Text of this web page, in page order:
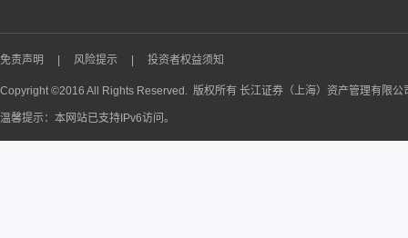
免责声明 风险提示 投资者权益须知
Copyright ©2016 All Rights Reserved. 版权所有 长江证券（上海）资产管理有限
温馨提示：本网站已支持IPv6访问。